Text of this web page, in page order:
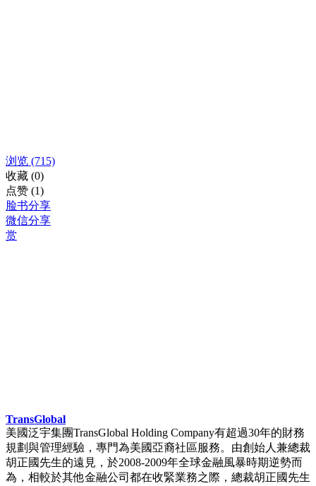
浏览 (715)
收藏 (0)
点赞 (1)
脸书分享
微信分享
赏
TransGlobal
美國泛宇集團TransGlobal Holding Company有超過30年的財務
規劃與管理經驗，專門為美國亞裔社區服務。由創始人兼總裁
胡正國先生的遠見，於2008-2009年全球金融風暴時期逆勢而
為，相較於其他金融公司都在收緊業務之際，總裁胡正國先生